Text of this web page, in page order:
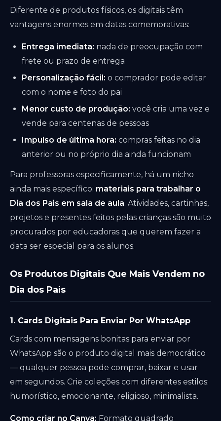
Diferente de produtos físicos, os digitais têm
vantagens enormes em datas comemorativas:
Entrega imediata: nada de preocupação com
frete ou prazo de entrega
Personalização fácil: o comprador pode editar
com o nome e foto do pai
Menor custo de produção: você cria uma vez e
vende para centenas de pessoas
Impulso de última hora: compras feitas no dia
anterior ou no próprio dia ainda funcionam
Para professoras especificamente, há um nicho
ainda mais específico: materiais para trabalhar o
Dia dos Pais em sala de aula. Atividades, cartinhas,
projetos e presentes feitos pelas crianças são muito
procurados por educadoras que querem fazer a
data ser especial para os alunos.
Os Produtos Digitais Que Mais Vendem no
Dia dos Pais
1. Cards Digitais Para Enviar Por WhatsApp
Cards com mensagens bonitas para enviar por
WhatsApp são o produto digital mais democrático
— qualquer pessoa pode comprar, baixar e usar
em segundos. Crie coleções com diferentes estilos:
humorístico, emocionante, religioso, minimalista.
Como criar no Canva: Formato quadrado